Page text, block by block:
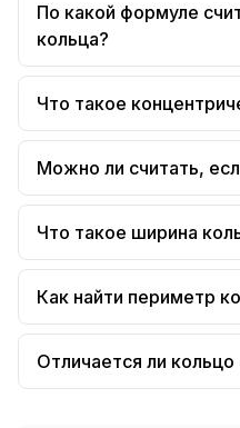
По какой формуле
кольца?
Что такое
Можно ли считать,
Что такое ширина
Как найти периметр
Отличается ли кольцо